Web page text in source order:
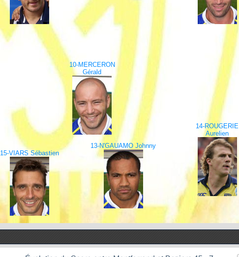
10-MERCERON
Gérald
14-ROUGERIE
Aurelien
13-N'GAUAMO Johnny
15-VIARS Sébastien